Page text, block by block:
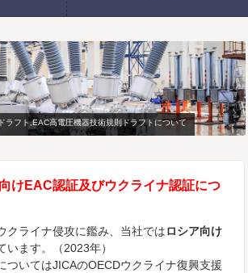
ラフト,EAC高電圧機器技術規則ドラフトについて
けEAC認証及びウクライナ認証につ
クライナ侵攻に鑑み、当社ではロシア向け
います。（2023年）
ついてはJICAのOECDウクライナ復興支援